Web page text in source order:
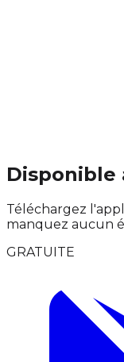
Disponible
Téléchargez
manquez aucun
GRATUITE